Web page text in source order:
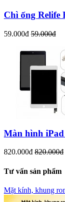
Chì ống Relife
59.000đ 59.000đ
Màn hình
820.000đ 820.000đ
Tư vấn sản phẩm
Mặt kính, khung